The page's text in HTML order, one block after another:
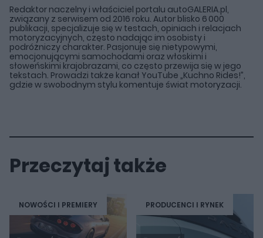
Redaktor naczelny i właściciel portalu autoGALERIA.pl,
związany z serwisem od 2016 roku. Autor blisko 6 000
publikacji, specjalizuje się w testach, opiniach i relacjach
motoryzacyjnych, często nadając im osobisty i
podróżniczy charakter. Pasjonuje się nietypowymi,
emocjonującymi samochodami oraz włoskimi i
słoweńskimi krajobrazami, co często przewija się w jego
tekstach. Prowadzi także kanał YouTube „Kuchno Rides!”,
gdzie w swobodnym stylu komentuje świat motoryzacji.
Przeczytaj także
NOWOŚCI I PREMIERY PRODUCENCI I RYNEK